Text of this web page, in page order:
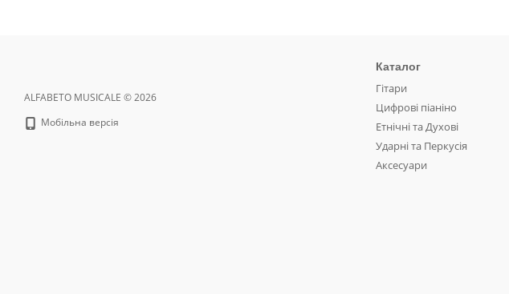
ALFABETO MUSICALE © 2026
Мобільна версія
Каталог
Гітари
Цифрові піаніно
Етнічні та Духові
Ударні та Перкусія
Аксесуари